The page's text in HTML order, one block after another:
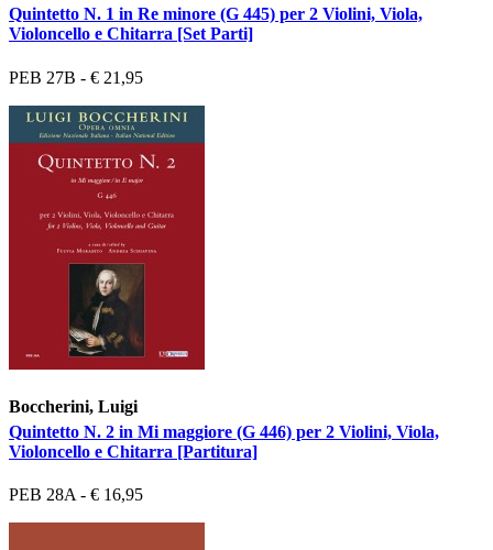
Quintetto N. 1 in Re minore (G 445) per 2 Violini, Viola,
Violoncello e Chitarra [Set Parti]
PEB 27B - € 21,95
Boccherini, Luigi
Quintetto N. 2 in Mi maggiore (G 446) per 2 Violini, Viola,
Violoncello e Chitarra [Partitura]
PEB 28A - € 16,95